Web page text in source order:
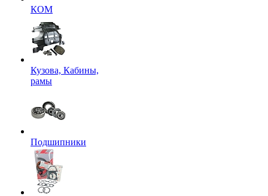
КОМ
Кузова, Кабины,
рамы
Подшипники